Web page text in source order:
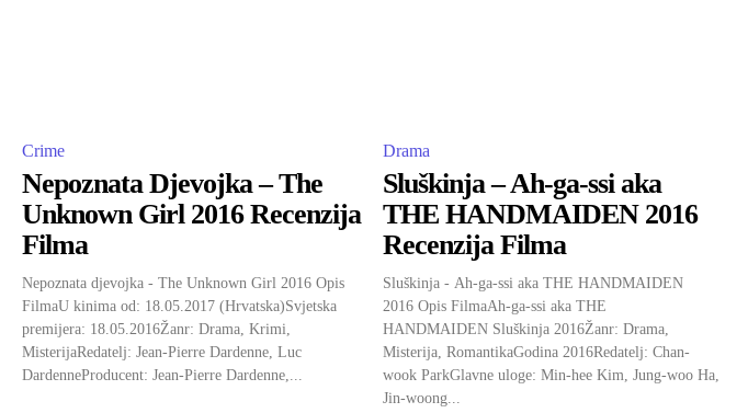
Crime
Nepoznata Djevojka – The
Unknown Girl 2016 Recenzija
Filma
Nepoznata djevojka - The Unknown Girl 2016 Opis
FilmaU kinima od: 18.05.2017 (Hrvatska)Svjetska
premijera: 18.05.2016Žanr: Drama, Krimi,
MisterijaRedatelj: Jean-Pierre Dardenne, Luc
DardenneProducent: Jean-Pierre Dardenne,...
Drama
Sluškinja – Ah-ga-ssi aka
THE HANDMAIDEN 2016
Recenzija Filma
Sluškinja - Ah-ga-ssi aka THE HANDMAIDEN
2016 Opis FilmaAh-ga-ssi aka THE
HANDMAIDEN Sluškinja 2016Žanr: Drama,
Misterija, RomantikaGodina 2016Redatelj: Chan-
wook ParkGlavne uloge: Min-hee Kim, Jung-woo Ha,
Jin-woong...